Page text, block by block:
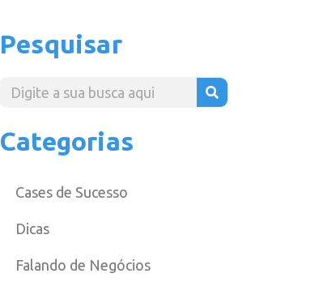
Pesquisar
Categorias
Cases de Sucesso
Dicas
Falando de Negócios